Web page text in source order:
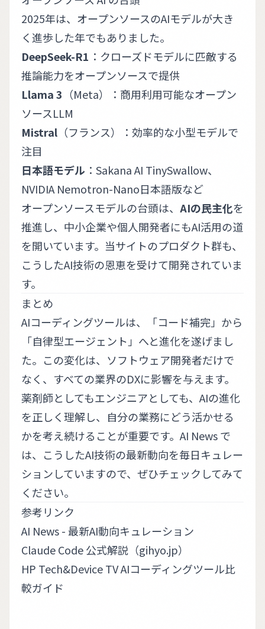
2025年は、オープンソースのAIモデルが大き
く進歩した年でもありました。
DeepSeek-R1 ：クローズドモデルに匹敵する
推論能力をオープンソースで提供
Llama 3 （Meta）：商用利用可能なオープン
ソースLLM
Mistral （フランス）：効率的な小型モデルで
注目
日本語モデル ：Sakana AI TinySwallow、
NVIDIA Nemotron-Nano日本語版など
オープンソースモデルの台頭は、 AIの民主化を
推進し、中小企業や個人開発者にもAI活用の道
を開いています。当サイトのプロダクト群も、
こうしたAI技術の恩恵を受けて開発されていま
す。
まとめ
AIコーディングツールは、「コード補完」から
「自律型エージェント」へと進化を遂げまし
た。この変化は、ソフトウェア開発者だけで
なく、すべての業界のDXに影響を与えます。
薬剤師としてもエンジニアとしても、AIの進化
を正しく理解し、自分の業務にどう活かせる
かを考え続けることが重要です。 AI Newsで
は、こうしたAI技術の最新動向を毎日キュレー
ションしていますので、ぜひチェックしてみて
ください。
参考リンク
AI News - 最新AI動向キュレーション
Claude Code 公式解説（gihyo.jp）
HP Tech&Device TV AIコーディングツール比
較ガイド